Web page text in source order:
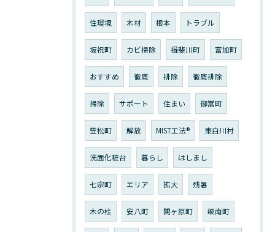
住環境 木材 根本 トラブル
坂祝町 カビ掃除 揖斐川町 富加町
おすすめ 徹底 排除 徹底排除
掃除 サポート 住まい 御嵩町
笠松町 解放 MIST工法®︎ 東白川村
洗面化粧台 暮らし はしまし
七宗町 エリア 拡大 残暑
木の柱 安八町 関ヶ原町 岐南町